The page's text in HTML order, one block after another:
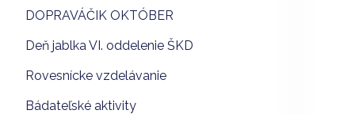
DOPRAVÁČIK OKTÓBER
Deň jablka VI. oddelenie ŠKD
Rovesnícke vzdelávanie
Bádateľské aktivity